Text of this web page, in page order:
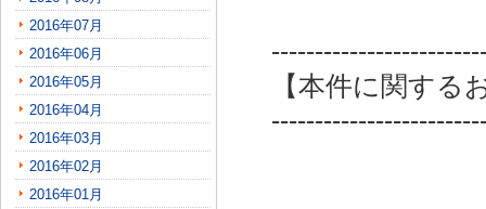
2016年07月
2016年06月
2016年05月
2016年04月
2016年03月
2016年02月
2016年01月
【本件に関する